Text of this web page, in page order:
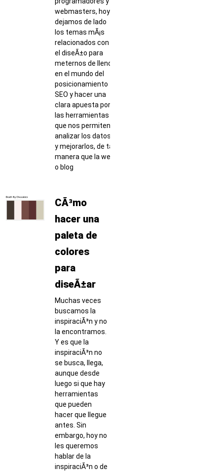
webmasters, hoy
dejamos de lado
los temas mÃ¡s
relacionados con
el diseÃ±o para
meternos de lleno
en el mundo del
posicionamiento
SEO y hacer una
clara apuesta por
las herramientas
que nos permiten
analizar los datos
y mejorarlos, de tal
manera que la web
o blog
CÃ³mo
hacer una
paleta de
colores
para
diseÃ±ar
Muchas veces
buscamos la
inspiraciÃ³n y no
la encontramos.
Y es que la
inspiraciÃ³n no
se busca, llega,
aunque desde
luego si que hay
herramientas
que pueden
hacer que llegue
antes. Sin
embargo, hoy no
les queremos
hablar de la
inspiraciÃ³n o de